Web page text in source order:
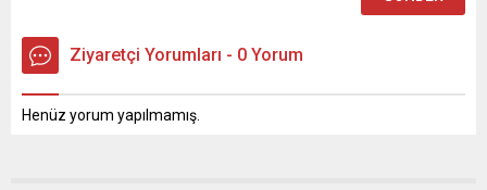
Ziyaretçi Yorumları - 0 Yorum
Henüz yorum yapılmamış.